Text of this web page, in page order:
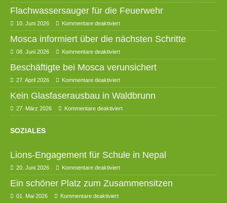
Flachwassersauger für die Feuerwehr
10. Juni 2026 Kommentare deaktiviert
Mosca informiert über die nächsten Schritte
08. Juni 2026 Kommentare deaktiviert
Beschäftigte bei Mosca verunsichert
27. April 2026 Kommentare deaktiviert
Kein Glasfaserausbau in Waldbrunn
27. März 2026 Kommentare deaktiviert
SOZIALES
Lions-Engagement für Schule in Nepal
20. Juni 2026 Kommentare deaktiviert
Ein schöner Platz zum Zusammensitzen
01. Mai 2026 Kommentare deaktiviert